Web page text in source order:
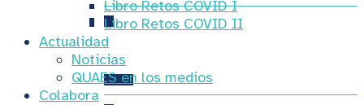
VII Congreso MS
Libro Retos COVID I
Libro Retos COVID II
Actualidad
Noticias
QUAES en los medios
Colabora